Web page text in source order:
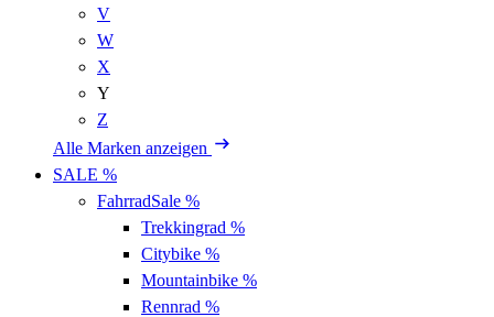
V
W
X
Y
Z
Alle Marken anzeigen
SALE %
FahrradSale %
Trekkingrad %
Citybike %
Mountainbike %
Rennrad %